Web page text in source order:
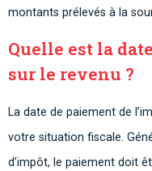
montants prélevés à la
Quelle est la
sur le revenu ?
La date de paiement de
votre situation fiscale.
d’impôt, le paiement doit